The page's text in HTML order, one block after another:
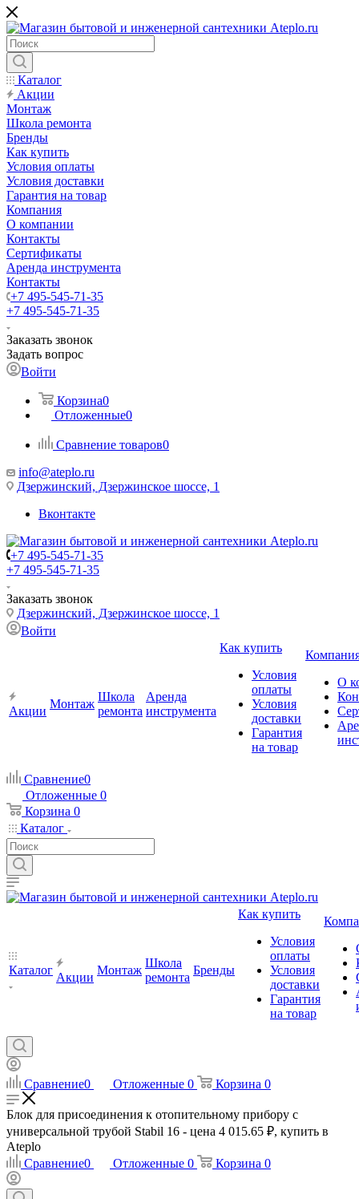
Каталог
Акции
Монтаж
Школа ремонта
Бренды
Как купить
Условия оплаты
Условия доставки
Гарантия на товар
Компания
О компании
Контакты
Сертификаты
Аренда инструмента
Контакты
+7 495-545-71-35
+7 495-545-71-35
Заказать звонок
Задать вопрос
Войти
Корзина0
Отложенные0
Сравнение товаров0
info@ateplo.ru
Дзержинский, Дзержинское шоссе, 1
Вконтакте
+7 495-545-71-35
+7 495-545-71-35
Заказать звонок
Дзержинский, Дзержинское шоссе, 1
Войти
Акции
Монтаж
Школа
ремонта
Аренда
инструмента
Как купить
Условия
оплаты
Условия
доставки
Гарантия
на товар
О
Сравнение0
Отложенные 0
Корзина 0
Каталог
Каталог
Акции
Монтаж
Школа
ремонта
Бренды
Как купить
Условия
оплаты
Условия
доставки
Гарантия
на товар
Сравнение0 Отложенные 0 Корзина 0
Блок для присоединения к отопительному прибору с
универсальной трубой Stabil 16 - цена 4 015.65 ₽, купить в
Ateplo
Сравнение0 Отложенные 0 Корзина 0